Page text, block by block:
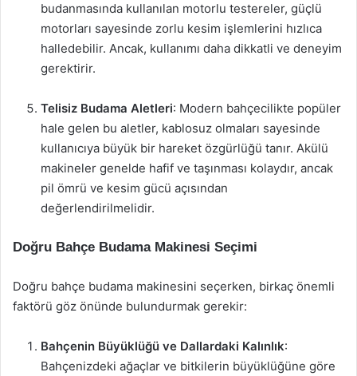
budanmasında kullanılan motorlu testereler, güçlü
motorları sayesinde zorlu kesim işlemlerini hızlıca
halledebilir. Ancak, kullanımı daha dikkatli ve deneyim
gerektirir.
Telisiz Budama Aletleri: Modern bahçecilikte popüler
hale gelen bu aletler, kablosuz olmaları sayesinde
kullanıcıya büyük bir hareket özgürlüğü tanır. Akülü
makineler genelde hafif ve taşınması kolaydır, ancak
pil ömrü ve kesim gücü açısından
değerlendirilmelidir.
Doğru Bahçe Budama Makinesi Seçimi
Doğru bahçe budama makinesini seçerken, birkaç önemli
faktörü göz önünde bulundurmak gerekir:
Bahçenin Büyüklüğü ve Dallardaki Kalınlık:
Bahçenizdeki ağaçlar ve bitkilerin büyüklüğüne göre